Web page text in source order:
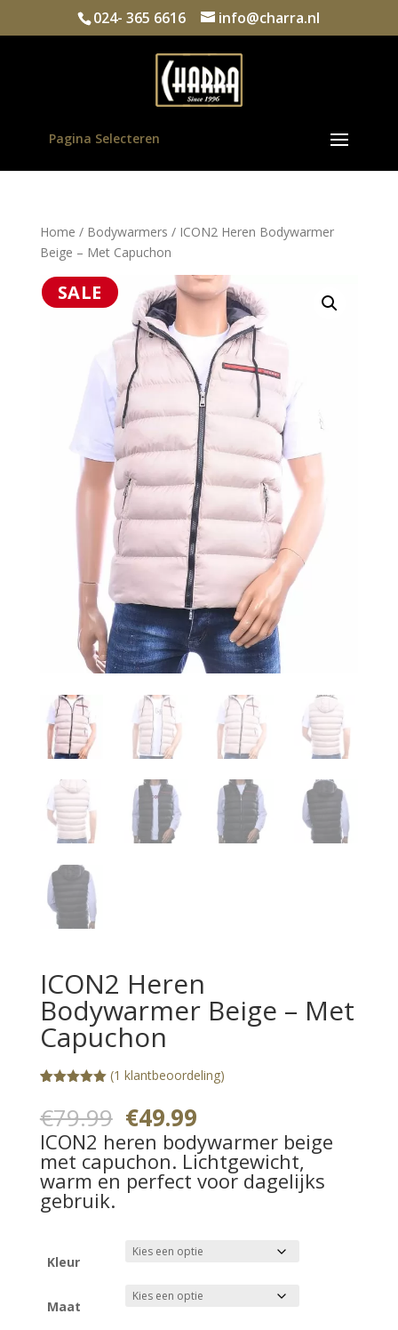
024- 365 6616 info@charra.nl
Pagina Selecteren
Home / Bodywarmers / ICON2 Heren Bodywarmer
Beige – Met Capuchon
SALE
ICON2 Heren
Bodywarmer Beige – Met
Capuchon
gebaseerd
klantbeoorde
ling
(1 klantbeoordeling)
€79.99 Oorspronkelijke
prijs
was:
€79.99.
€49.99Huidige
prijs
is:
€49.99.
ICON2 heren bodywarmer beige
met capuchon. Lichtgewicht,
warm en perfect voor dagelijks
gebruik.
Kleur
Maat